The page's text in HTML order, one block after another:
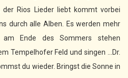
der Rios Lieder liebt kommt vorbei
durch alle Alben. Es werden mehr
Ende des Sommers stehen
Tempelhofer Feld und singen ...Dr.
du wieder. Bringst die Sonne in